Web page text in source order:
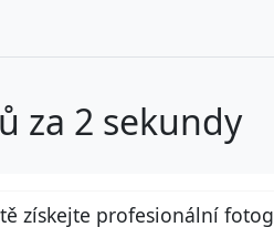
za 2 sekundy
získejte profesionální